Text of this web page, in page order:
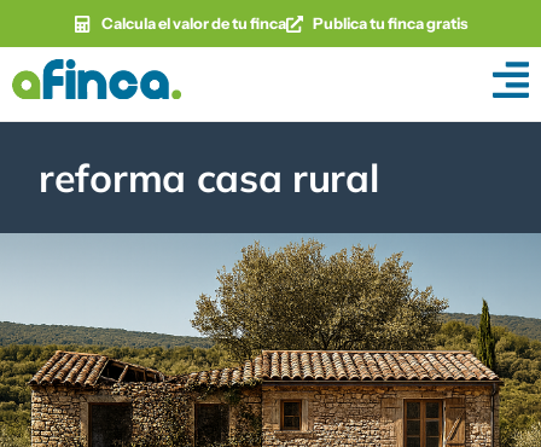
Calcula el valor de tu finca Publica tu finca gratis
reforma casa rural